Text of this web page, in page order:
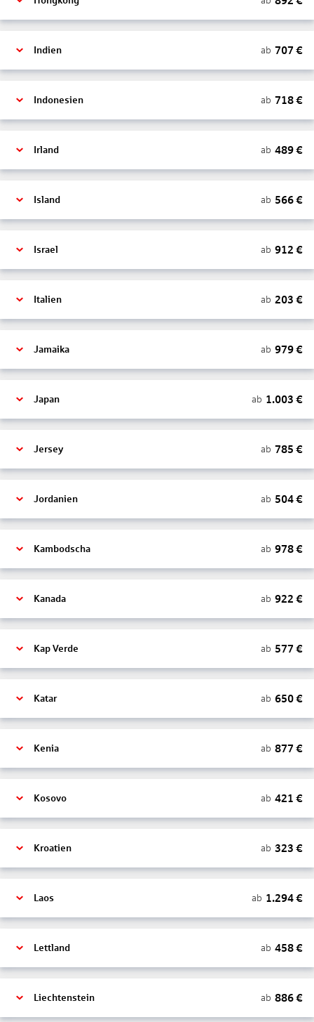
Indien ab 707 €
Indonesien ab 718€
Irland ab 489€
Island ab 566€
Israel ab 912 €
Italien ab 203 €
Jamaika ab 979€
Japan ab 1.003 €
Jersey ab 785 €
Jordanien ab 504€
Kambodscha ab 978€
Kanada ab 922 €
Kap Verde ab 577 €
Katar ab 650€
Kenia ab 877 €
Kosovo ab 421 €
Kroatien ab 323 €
Laos ab 1.294€
Lettland ab 458€
Liechtenstein ab 886€